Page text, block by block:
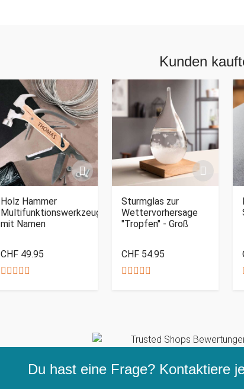
Kunden
Holz Hammer
Multifunktionswerkzeug
mit Namen
CHF 49.95
Sturmglas zur
Wettervorhersage
"Tropfen" - Groß
CHF 54.95
Du hast eine Frage? Kontaktiere